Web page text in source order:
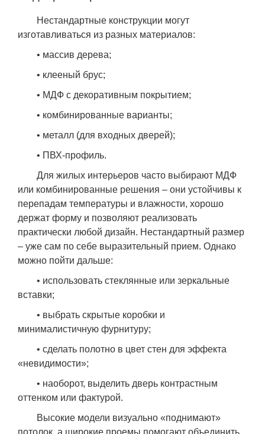
Нестандартные конструкции могут
изготавливаться из разных материалов:
• массив дерева;
• клееный брус;
• МДФ с декоративным покрытием;
• комбинированные варианты;
• металл (для входных дверей);
• ПВХ-профиль.
Для жилых интерьеров часто выбирают МДФ
или комбинированные решения – они устойчивы к
перепадам температуры и влажности, хорошо
держат форму и позволяют реализовать
практически любой дизайн. Нестандартный размер
– уже сам по себе выразительный прием. Однако
можно пойти дальше:
• использовать стеклянные или зеркальные
вставки;
• выбрать скрытые коробки и
минималистичную фурнитуру;
• сделать полотно в цвет стен для эффекта
«невидимости»;
• наоборот, выделить дверь контрастным
оттенком или фактурой.
Высокие модели визуально «поднимают»